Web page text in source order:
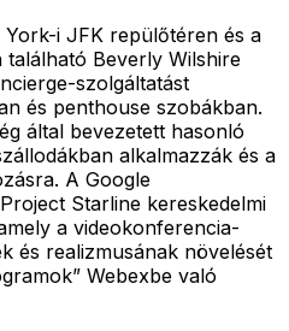
i JFK repülőtéren és a
Beverly Wilshire
szolgáltatást
és penthouse szobákban.
által bevezetett hasonló
alkalmazzák és a
A Google
Starline kereskedelmi
a videokonferencia-
és realizmusának növelését
Webexbe való